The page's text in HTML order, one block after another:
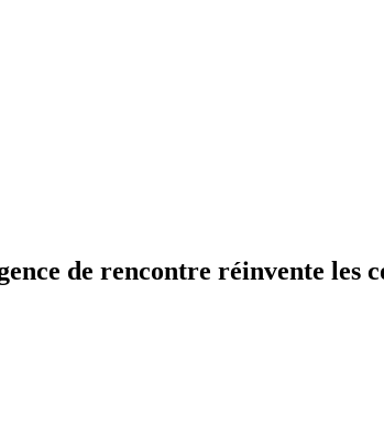
de rencontre réinvente les